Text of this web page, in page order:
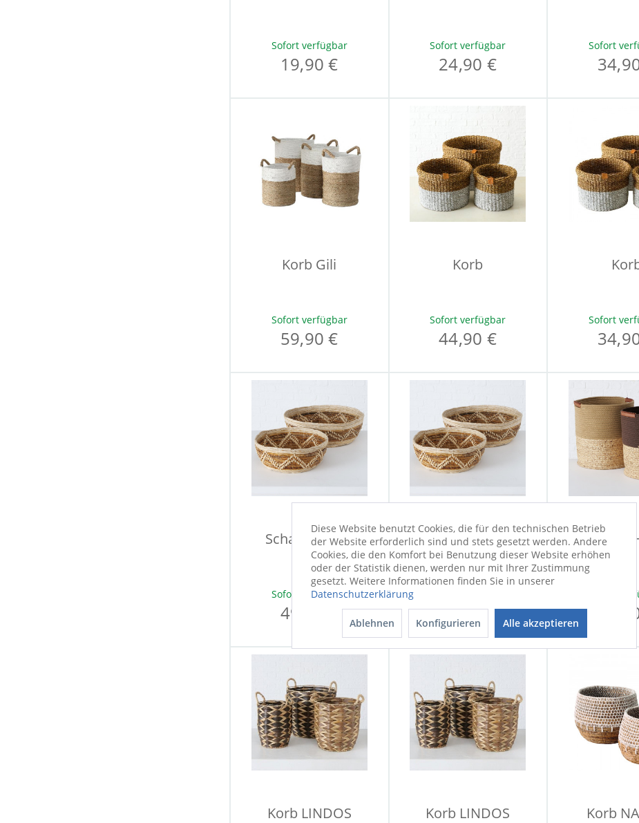
Sofort verfügbar
19,90 €
Sofort verfügbar
24,90 €
Sofort
Korb Gili
Sofort verfügbar
59,90 €
Korb
Sofort verfügbar
44,90 €
Sofort
Schale MARAI
Sofort verfügbar
49,90 €
Schale MARAI
69,90 €
Korb
Sofort
Korb LINDOS Korb LINDOS Korb
Diese Website benutzt Cookies, die für den technischen Betrieb
der Website erforderlich sind und stets gesetzt werden. Andere
Cookies, die den Komfort bei Benutzung dieser Website erhöhen
oder der Statistik dienen, werden nur mit Ihrer Zustimmung
gesetzt. Weitere Informationen finden Sie in unserer
Datenschutzerklärung
Ablehnen Konfigurieren Alle akzeptieren